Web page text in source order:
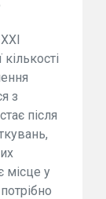
з
після
місце у